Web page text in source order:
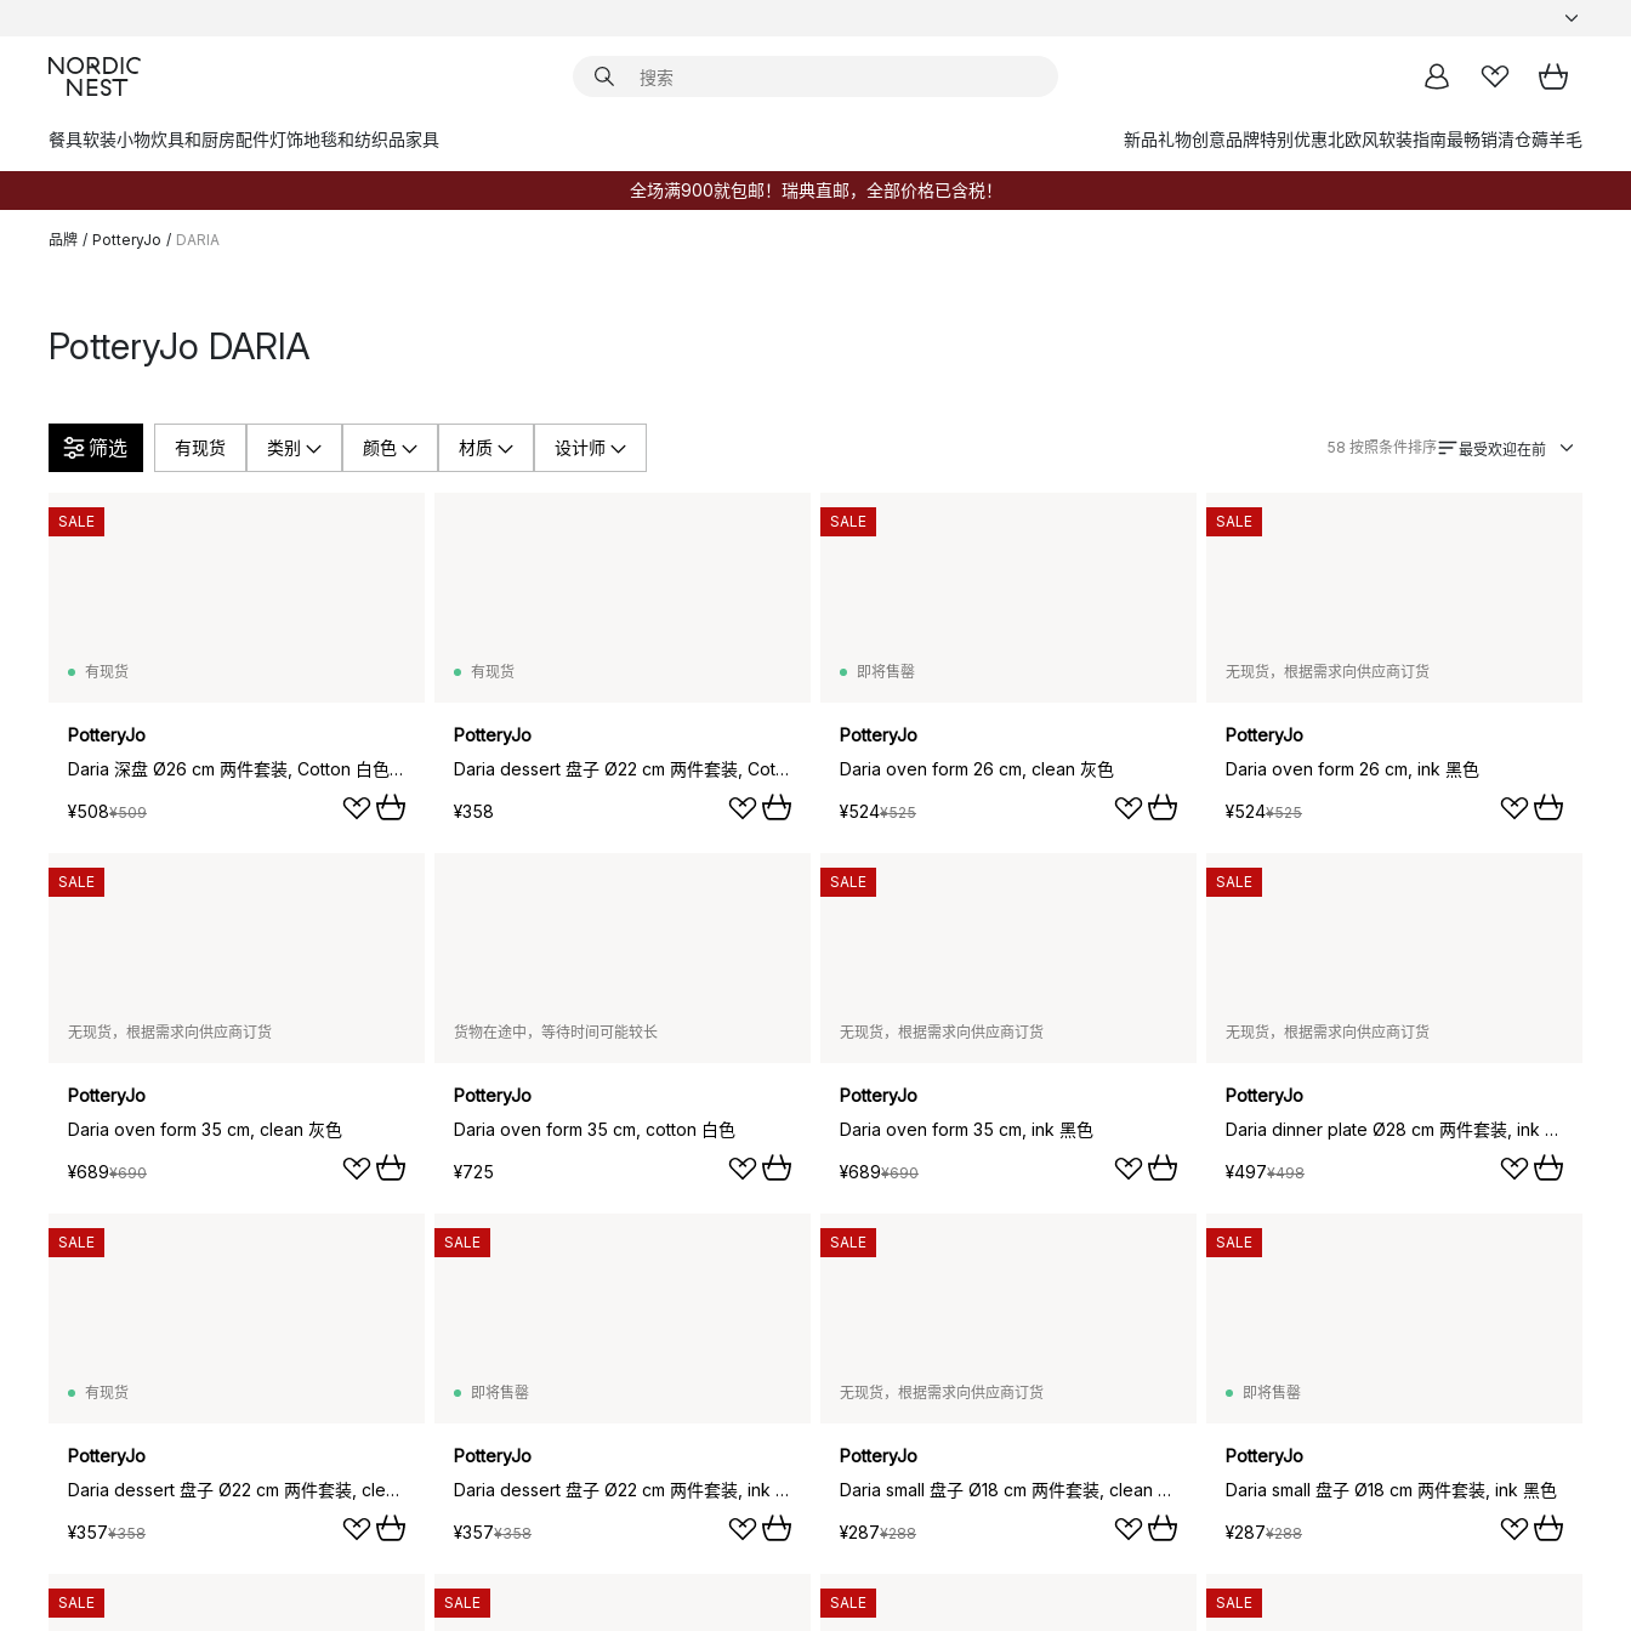
餐具软装小物炊具和厨房配件灯饰地毯和纺织品家具 新品礼物创意品牌特别优惠北欧风软装指南最畅销清仓薅羊毛
全场满900就包邮！瑞典直邮，全部价格已含税！
品牌 / PotteryJo / DARIA
PotteryJo DARIA
筛选 有现货 类别 颜色 材质 设计师 58 按照条件排序 最受欢迎在前
有现货
PotteryJo
Daria 深盘 Ø26 cm 两件套装, Cotton 白色 shiny
¥508¥509
SALE
有现货
PotteryJo
Daria dessert 盘子 Ø22 cm 两件套装, Cotton 白色 shiny
¥358
即将售罄
PotteryJo
Daria oven form 26 cm, clean 灰色
¥524¥525
SALE
无现货，根据需求向供应商订货
PotteryJo
Daria oven form 26 cm, ink 黑色
¥524¥525
SALE
无现货，根据需求向供应商订货
PotteryJo
Daria oven form 35 cm, clean 灰色
¥689¥690
SALE
货物在途中，等待时间可能较长
PotteryJo
Daria oven form 35 cm, cotton 白色
¥725
无现货，根据需求向供应商订货
PotteryJo
Daria oven form 35 cm, ink 黑色
¥689¥690
SALE
无现货，根据需求向供应商订货
PotteryJo
Daria dinner plate Ø28 cm 两件套装, ink 黑色
¥497¥498
SALE
有现货
PotteryJo
Daria dessert 盘子 Ø22 cm 两件套装, clean 灰色
¥357¥358
SALE
即将售罄
PotteryJo
Daria dessert 盘子 Ø22 cm 两件套装, ink 黑色
¥357¥358
SALE
无现货，根据需求向供应商订货
PotteryJo
Daria small 盘子 Ø18 cm 两件套装, clean 灰色
¥287¥288
SALE
即将售罄
PotteryJo
Daria small 盘子 Ø18 cm 两件套装, ink 黑色
¥287¥288
SALE
SALE SALE SALE SALE